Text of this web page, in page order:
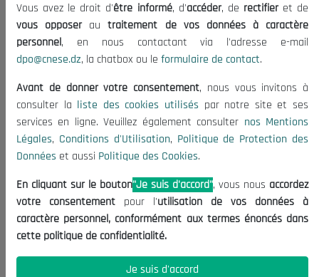
Informations utiles
Appels d'offres et Consultations
Mentions Légales
Conditions d'Utilisation
Politique de Protection des Données
Politique des Cookies
Nous Contacter
(+213) 021 98 01 00|01|02
contact@cnese.dz
Suggestions ou Initiatives ?
Newsletter
dernières nouvelles.
Vous avez le droit d'être informé, d'accéder, de rectifieret de
vous opposerautraitement de vos données à caractère
personnel, en nous contactant via l'adresse e-mail
dpo@cnese.dz, la chatbox ou le formulaire de contact.
Avant de donner votre consentement, nous vous invitons à
consulter la liste des cookies utilisés par notre site et ses
services en ligne. Veuillez également consulter nos Mentions
Légales, Conditions d'Utilisation, Politique de Protection des
Données et aussi Politique des Cookies.
En cliquant sur le bouton"Je suis d'accord", vous nous accordez
votre consentement pour l'utilisation de vos données à
caractère personnel, conformément aux termes énoncés dans
cette politique de confidentialité.
Je suis d'accord